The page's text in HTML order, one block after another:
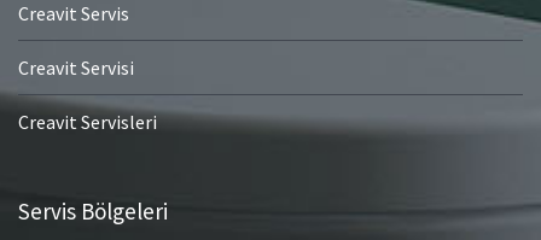
Creavit Servis
Creavit Servisi
Creavit Servisleri
Servis Bölgeleri